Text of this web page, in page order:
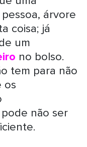
árvore
coisa; já
um
no bolso.
tem para não
os
não ser